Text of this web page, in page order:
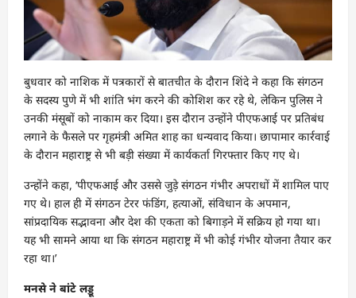
बुधवार को नाशिक में पत्रकारों से बातचीत के दौरान शिंदे ने कहा कि संगठन
के सदस्य पुणे में भी शांति भंग करने की कोशिश कर रहे थे, लेकिन पुलिस ने
उनकी मंसूबों को नाकाम कर दिया। इस दौरान उन्होंने पीएफआई पर प्रतिबंध
लगाने के फैसले पर गृहमंत्री अमित शाह का धन्यवाद किया। छापामार कार्रवाई
के दौरान महाराष्ट्र से भी बड़ी संख्या में कार्यकर्ता गिरफ्तार किए गए थे।
उन्होंने कहा, ‘पीएफआई और उससे जुड़े संगठन गंभीर अपराधों में शामिल पाए
गए थे। हाल ही में संगठन टेरर फंडिंग, हत्याओं, संविधान के अपमान,
सांप्रदायिक सद्भावना और देश की एकता को बिगाड़ने में सक्रिय हो गया था।
यह भी सामने आया था कि संगठन महाराष्ट्र में भी कोई गंभीर योजना तैयार कर
रहा था।’
मनसे ने बांटे लड्डू